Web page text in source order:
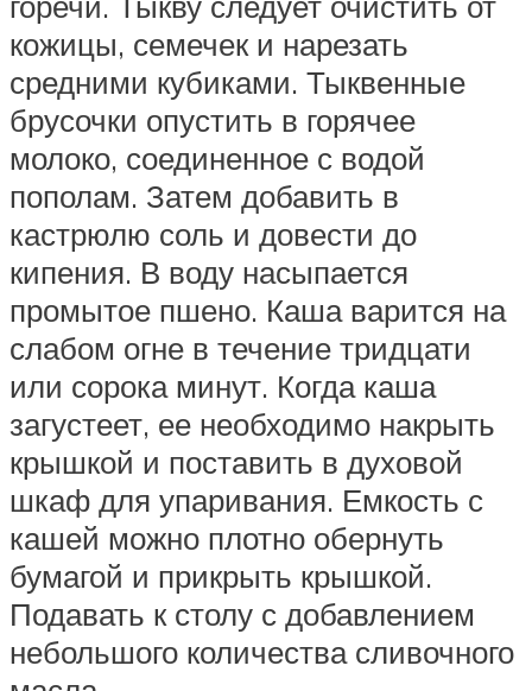
кожицы, семечек и нарезать
средними кубиками. Тыквенные
брусочки опустить в горячее
молоко, соединенное с водой
пополам. Затем добавить в
кастрюлю соль и довести до
кипения. В воду насыпается
промытое пшено. Каша варится на
слабом огне в течение тридцати
или сорока минут. Когда каша
загустеет, ее необходимо накрыть
крышкой и поставить в духовой
шкаф для упаривания. Емкость с
кашей можно плотно обернуть
бумагой и прикрыть крышкой.
Подавать к столу с добавлением
небольшого количества сливочного